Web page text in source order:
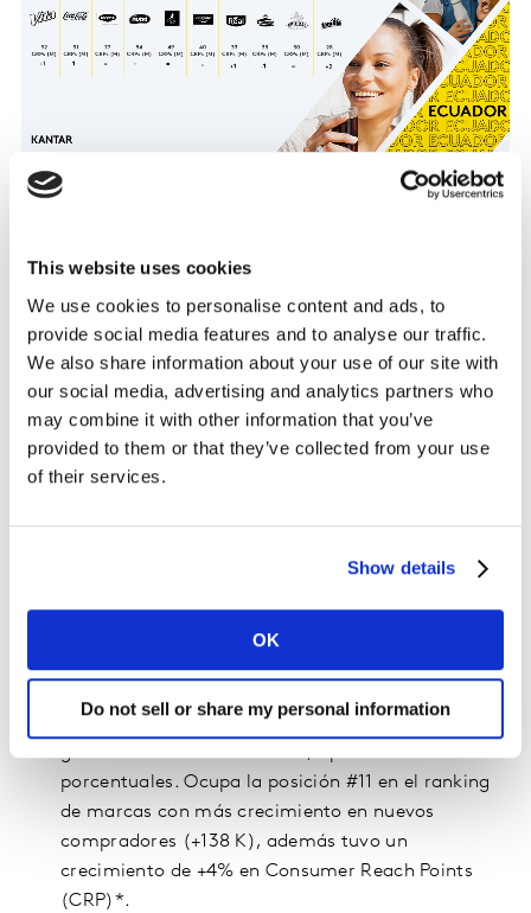
This website uses cookies
We use cookies to personalise content and ads, to
provide social media features and to analyse our traffic.
We also share information about your use of our site with
our social media, advertising and analytics partners who
may combine it with other information that you’ve
provided to them or that they’ve collected from your use
of their services.
Show details
OK
Do not sell or share my personal information
se amplió el espectro de categorías, ocupando el
octavo y noveno lugar respectivamente.
Hay mucha más competencia y un entorno más
retador. Lo cual ha hecho que el 62% de las marcas
sufran contracción, mientras el 38% están en
crecimiento. Esto obligará a las marcas que tengan que
reinventarse y empujar la innovación como su
Aspectos destacados del rendimiento de las
marcas en Ecuador
Región de la Costa. Tiene 99% de penetración, una
porcentuales. Ocupa la posición #11 en el ranking
de marcas con más crecimiento en nuevos
compradores (+138 K), además tuvo un
crecimiento de +4% en Consumer Reach Points
(CRP)*.